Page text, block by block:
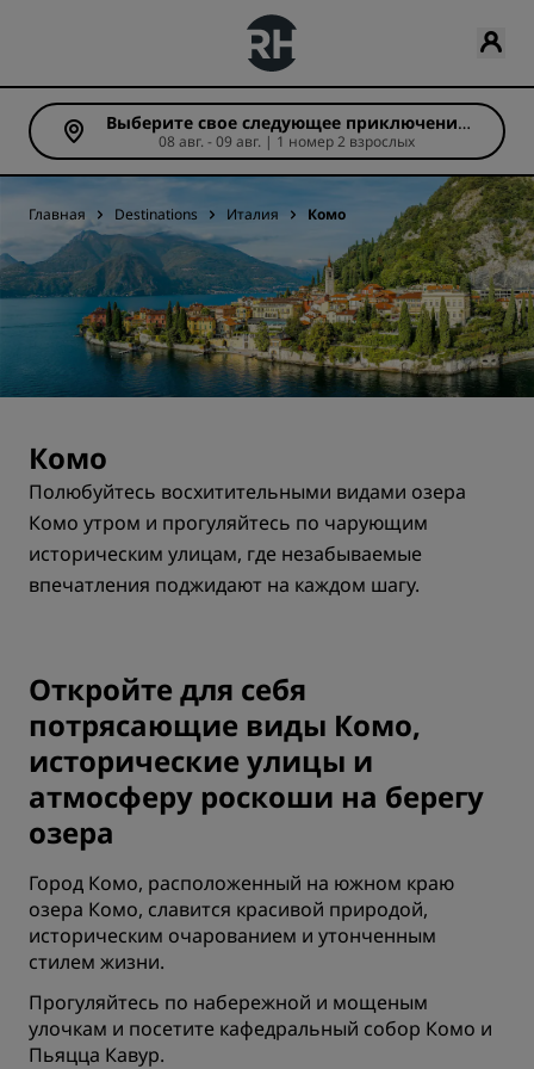
Выберите свое следующее приключение
(Число ночей: 1)08 авг. - 09 авг. | 1 номер 2 взрослых
Главная Destinations Италия Комо
Комо
Полюбуйтесь восхитительными видами озера
Комо утром и прогуляйтесь по чарующим
историческим улицам, где незабываемые
впечатления поджидают на каждом шагу.
Откройте для себя
потрясающие виды Комо,
исторические улицы и
атмосферу роскоши на берегу
озера
Город Комо, расположенный на южном краю
озера Комо, славится красивой природой,
историческим очарованием и утонченным
стилем жизни.
Прогуляйтесь по набережной и мощеным
улочкам и посетите кафедральный собор Комо и
Пьяцца Кавур.